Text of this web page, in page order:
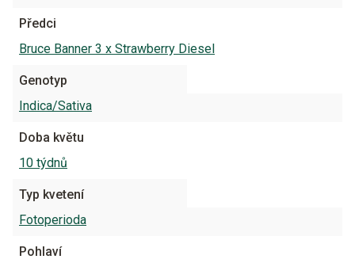
Předci
Bruce Banner 3 x Strawberry Diesel
Genotyp
Indica/Sativa
Doba květu
10 týdnů
Typ kvetení
Fotoperioda
Pohlaví